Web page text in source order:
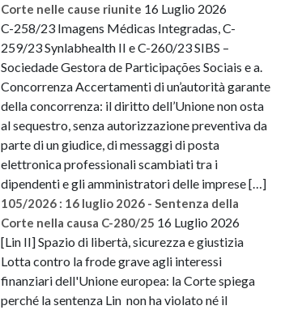
Corte nelle cause riunite 16 Luglio 2026
C-258/23 Imagens Médicas Integradas, C-
259/23 Synlabhealth II e C-260/23 SIBS –
Sociedade Gestora de Participações Sociais e a.
Concorrenza Accertamenti di un’autorità garante
della concorrenza: il diritto dell’Unione non osta
al sequestro, senza autorizzazione preventiva da
parte di un giudice, di messaggi di posta
elettronica professionali scambiati tra i
dipendenti e gli amministratori delle imprese […]
105/2026 : 16 luglio 2026 - Sentenza della
Corte nella causa C-280/25 16 Luglio 2026
[Lin II] Spazio di libertà, sicurezza e giustizia
Lotta contro la frode grave agli interessi
finanziari dell'Unione europea: la Corte spiega
perché la sentenza Lin non ha violato né il